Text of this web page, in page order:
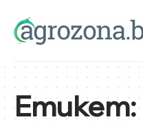
Етикет: